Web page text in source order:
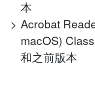
本
Acrobat
macOS)
和之前版本